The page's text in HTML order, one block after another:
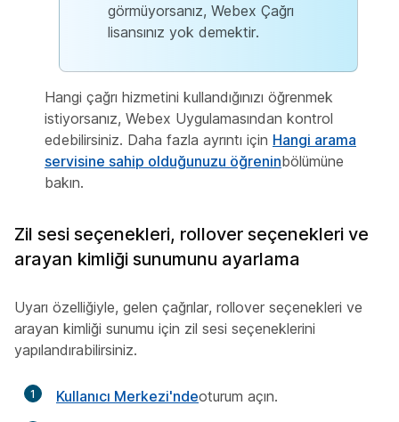
görmüyorsanız, Webex Çağrı
lisansınız yok demektir.
Hangi çağrı hizmetini kullandığınızı öğrenmek
istiyorsanız, Webex Uygulamasından kontrol
edebilirsiniz. Daha fazla ayrıntı için Hangi arama
servisine sahip olduğunuzu öğreninbölümüne
bakın.
Zil sesi seçenekleri, rollover seçenekleri ve
arayan kimliği sunumunu ayarlama
Uyarı özelliğiyle, gelen çağrılar, rollover seçenekleri ve
arayan kimliği sunumu için zil sesi seçeneklerini
yapılandırabilirsiniz.
1 Kullanıcı Merkezi'ndeoturum açın.